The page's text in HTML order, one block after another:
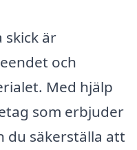
skick är
och
Med hjälp
som erbjuder
du säkerställa att